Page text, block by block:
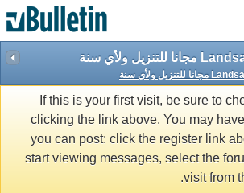
If this is your first visit, be sure to
clicking the link above. You may
you can post: click the register link
start viewing messages, select the
visit from